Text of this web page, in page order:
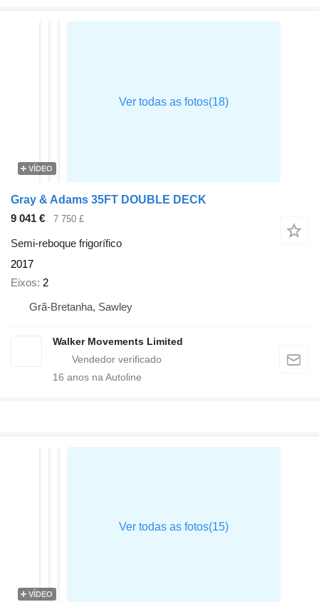
VÍDEO
Gray & Adams 35FT DOUBLE DECK
9 041 €
7 750 £
Semi-reboque frigorífico
2017
Eixos 2
Grã-Bretanha, Sawley
Walker Movements Limited
16 anos na Autoline
VÍDEO